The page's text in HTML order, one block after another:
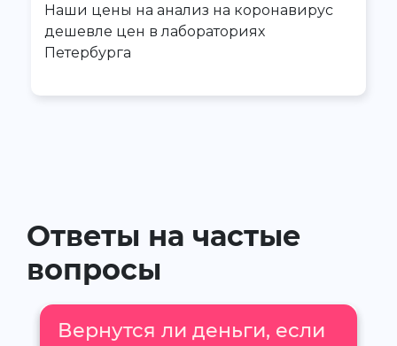
Наши цены на анализ на коронавирус
дешевле цен в лабораториях
Петербурга
Ответы на частые
вопросы
Вернутся ли деньги, если